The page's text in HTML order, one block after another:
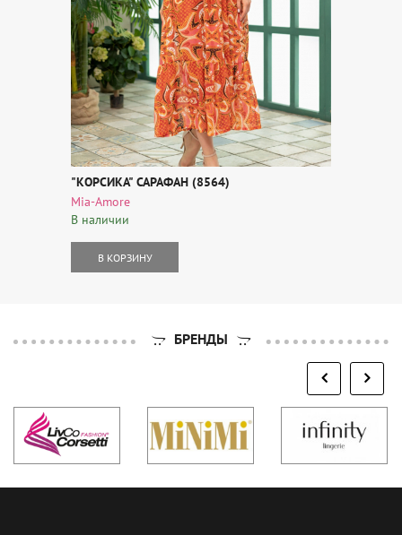
"КОРСИКА" САРАФАН (8564)
Mia-Amore
В наличии
В КОРЗИНУ
БРЕНДЫ